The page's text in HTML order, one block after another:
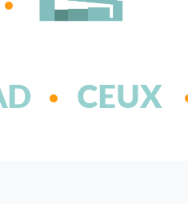
CEUX